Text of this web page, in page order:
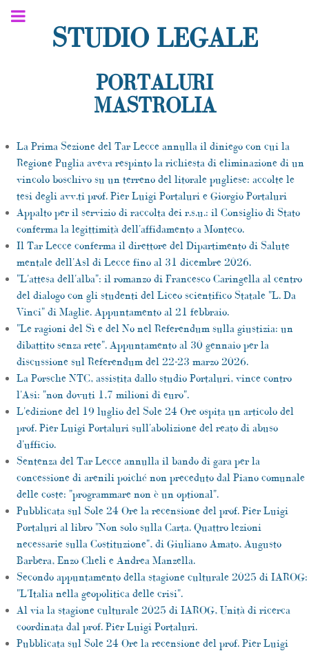
STUDIO LEGALE
PORTALURI
MASTROLIA
La Prima Sezione del Tar Lecce annulla il diniego con cui la
Regione Puglia aveva respinto la richiesta di eliminazione di un
vincolo boschivo su un terreno del litorale pugliese: accolte le
tesi degli avv.ti prof. Pier Luigi Portaluri e Giorgio Portaluri
Appalto per il servizio di raccolta dei r.s.u.: il Consiglio di Stato
conferma la legittimità dell'affidamento a Monteco.
Il Tar Lecce conferma il direttore del Dipartimento di Salute
mentale dell'Asl di Lecce fino al 31 dicembre 2026.
"L'attesa dell'alba": il romanzo di Francesco Caringella al centro
del dialogo con gli studenti del Liceo scientifico Statale "L. Da
Vinci" di Maglie. Appuntamento al 21 febbraio.
"Le ragioni del Sì e del No nel Referendum sulla giustizia: un
dibattito senza rete". Appuntamento al 30 gennaio per la
discussione sul Referendum del 22-23 marzo 2026.
La Porsche NTC, assistita dallo studio Portaluri, vince contro
l'Asi: "non dovuti 1,7 milioni di euro".
L'edizione del 19 luglio del Sole 24 Ore ospita un articolo del
prof. Pier Luigi Portaluri sull'abolizione del reato di abuso
d'ufficio.
Sentenza del Tar Lecce annulla il bando di gara per la
concessione di arenili poiché non preceduto dal Piano comunale
delle coste: "programmare non è un optional".
Pubblicata sul Sole 24 Ore la recensione del prof. Pier Luigi
Portaluri al libro "Non solo sulla Carta. Quattro lezioni
necessarie sulla Costituzione", di Giuliano Amato, Augusto
Barbera, Enzo Cheli e Andrea Manzella.
Secondo appuntamento della stagione culturale 2025 di IAROG:
"L'Italia nella geopolitica delle crisi".
Al via la stagione culturale 2025 di IAROG, Unità di ricerca
coordinata dal prof. Pier Luigi Portaluri.
Pubblicata sul Sole 24 Ore la recensione del prof. Pier Luigi